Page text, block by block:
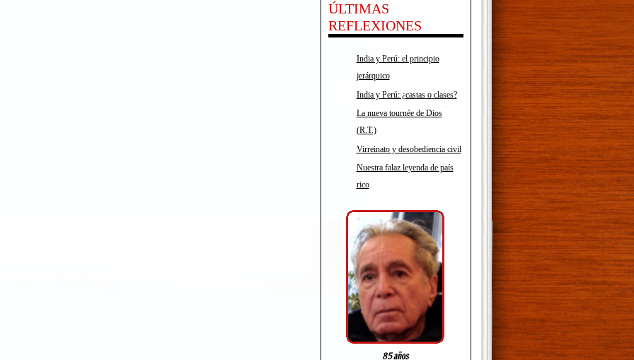
ÚLTIMAS
REFLEXIONES
India y Perú: el principio
jerárquico
India y Perú: ¿castas o clases?
La nueva tournée de Dios
(R.T.)
Virreinato y desobediencia civil
Nuestra falaz leyenda de país
rico